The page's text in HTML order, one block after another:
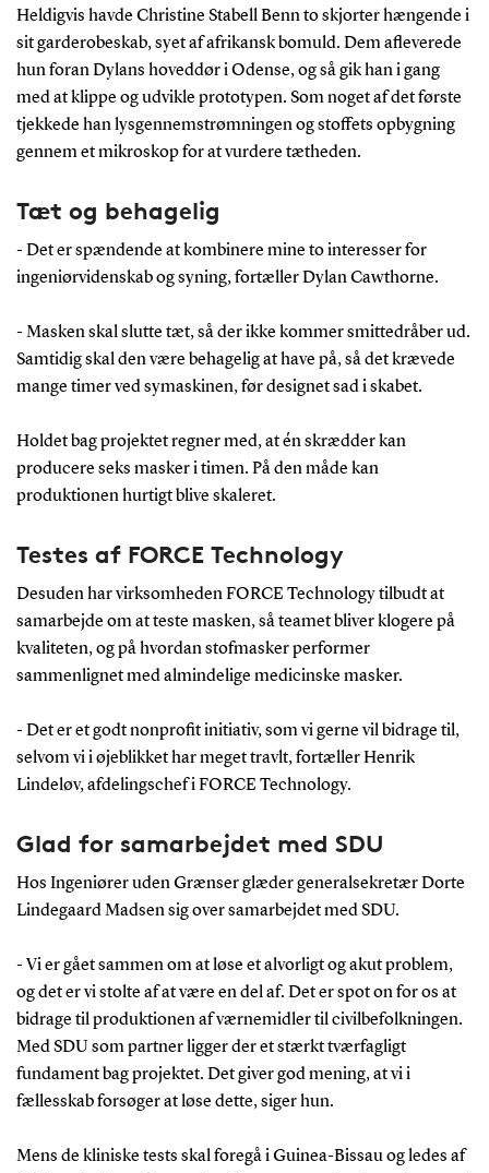
Heldigvis havde Christine Stabell Benn to skjorter hængende i
sit garderobeskab, syet af afrikansk bomuld. Dem afleverede
hun foran Dylans hoveddør i Odense, og så gik han i gang
med at klippe og udvikle prototypen. Som noget af det første
tjekkede han lysgennemstrømningen og stoffets opbygning
gennem et mikroskop for at vurdere tætheden.
Tæt og behagelig
- Det er spændende at kombinere mine to interesser for
ingeniørvidenskab og syning, fortæller Dylan Cawthorne.
- Masken skal slutte tæt, så der ikke kommer smittedråber ud.
Samtidig skal den være behagelig at have på, så det krævede
mange timer ved symaskinen, før designet sad i skabet.
Holdet bag projektet regner med, at én skrædder kan
producere seks masker i timen. På den måde kan
produktionen hurtigt blive skaleret.
Testes af FORCE Technology
Desuden har virksomheden FORCE Technology tilbudt at
samarbejde om at teste masken, så teamet bliver klogere på
kvaliteten, og på hvordan stofmasker performer
sammenlignet med almindelige medicinske masker.
- Det er et godt nonprofit initiativ, som vi gerne vil bidrage til,
selvom vi i øjeblikket har meget travlt, fortæller Henrik
Lindeløv, afdelingschef i FORCE Technology.
Glad for samarbejdet med SDU
Hos Ingeniører uden Grænser glæder generalsekretær Dorte
Lindegaard Madsen sig over samarbejdet med SDU.
- Vi er gået sammen om at løse et alvorligt og akut problem,
og det er vi stolte af at være en del af. Det er spot on for os at
bidrage til produktionen af værnemidler til civilbefolkningen.
Med SDU som partner ligger der et stærkt tværfagligt
fundament bag projektet. Det giver god mening, at vi i
fællesskab forsøger at løse dette, siger hun.
Mens de kliniske tests skal foregå i Guinea-Bissau og ledes af